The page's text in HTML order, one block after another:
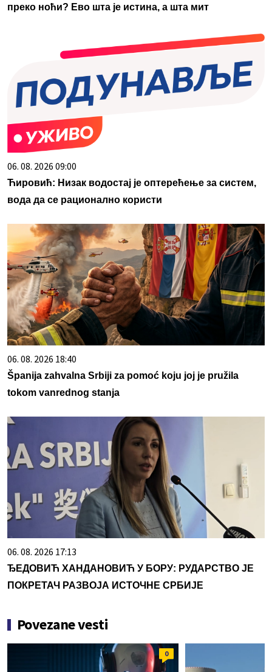
преко ноћи? Ево шта је истина, а шта мит
06. 08. 2026 09:00
Ћировић: Низак водостај је оптерећење за систем,
вода да се рационално користи
06. 08. 2026 18:40
Španija zahvalna Srbiji za pomoć koju joj je pružila
tokom vanrednog stanja
06. 08. 2026 17:13
ЂЕДОВИЋ ХАНДАНОВИЋ У БОРУ: РУДАРСТВО ЈЕ
ПОКРЕТАЧ РАЗВОЈА ИСТОЧНЕ СРБИЈЕ
Povezane vesti
0